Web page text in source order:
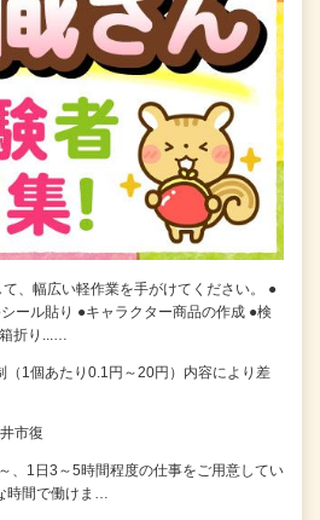
、幅広い軽作業を手がけてください。 ●
ール貼り ●キャラクター商品の作成 ●検
折り...…
（1個あたり0.1円～20円）内容により差
市復
、1日3～5時間程度の仕事をご用意してい
間で働けま…